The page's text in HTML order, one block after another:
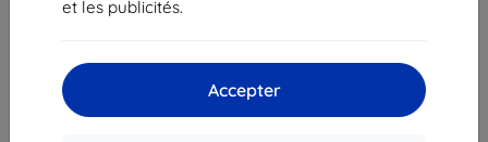
et les publicités.
Accepter
Numéro d’identification d’entreprise :
Contacts